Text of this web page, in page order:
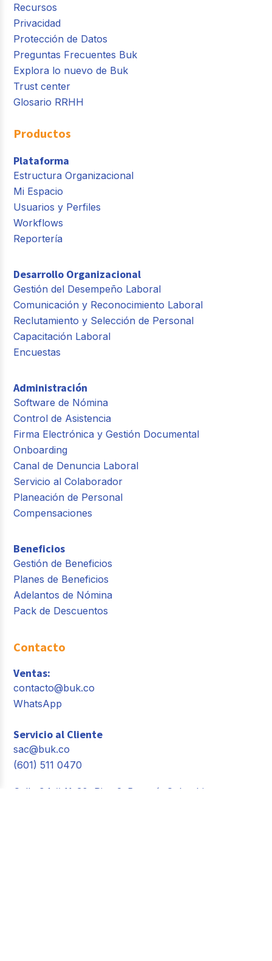
Recursos
Privacidad
Protección de Datos
Preguntas Frecuentes Buk
Explora lo nuevo de Buk
Trust center
Glosario RRHH
Productos
Plataforma
Estructura Organizacional
Mi Espacio
Usuarios y Perfiles
Workflows
Reportería
Desarrollo Organizacional
Gestión del Desempeño Laboral
Comunicación y Reconocimiento Laboral
Reclutamiento y Selección de Personal
Capacitación Laboral
Encuestas
Administración
Software de Nómina
Control de Asistencia
Firma Electrónica y Gestión Documental
Onboarding
Canal de Denuncia Laboral
Servicio al Colaborador
Planeación de Personal
Compensaciones
Beneficios
Gestión de Beneficios
Planes de Beneficios
Adelantos de Nómina
Pack de Descuentos
Contacto
Ventas:
contacto@buk.co
WhatsApp
Servicio al Cliente
sac@buk.co
(601) 511 0470
Calle 94 # 11-30, Piso 2. Bogotá, Colombia